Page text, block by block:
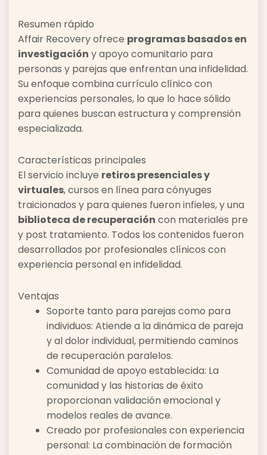
Resumen rápido
Affair Recovery ofrece programas basados en
investigación y apoyo comunitario para
personas y parejas que enfrentan una infidelidad.
Su enfoque combina currículo clínico con
experiencias personales, lo que lo hace sólido
para quienes buscan estructura y comprensión
especializada.
Características principales
El servicio incluye retiros presenciales y
virtuales, cursos en línea para cónyuges
traicionados y para quienes fueron infieles, y una
biblioteca de recuperación con materiales pre
y post tratamiento. Todos los contenidos fueron
desarrollados por profesionales clínicos con
experiencia personal en infidelidad.
Ventajas
Soporte tanto para parejas como para
individuos: Atiende a la dinámica de pareja
y al dolor individual, permitiendo caminos
de recuperación paralelos.
Comunidad de apoyo establecida: La
comunidad y las historias de éxito
proporcionan validación emocional y
modelos reales de avance.
Creado por profesionales con experiencia
personal: La combinación de formación